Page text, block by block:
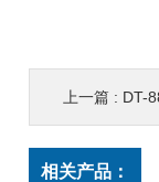
上一篇 : DT-
相关产品：